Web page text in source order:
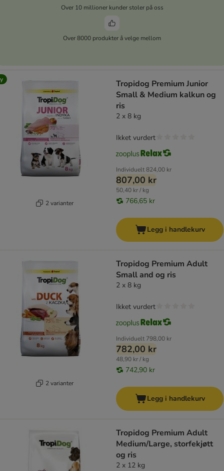
Over 10 millioner kunder stoler på oss
Over 8000 produkter å velge mellom
2 varianter
Tropidog Premium Junior
Small & Medium kalkun og
ris
2 x 8 kg
Individuelt824,00 kr
807,00 kr
50,40 kr / kg
766,65 kr
Ikket vurdert
Legg i handlekurv
2 varianter
Tropidog Premium Adult
Small and og ris
2 x 8 kg
Individuelt 798,00 kr
782,00 kr
48,90 kr / kg
742,90 kr
Ikket vurdert
Legg i handlekurv
Tropidog Premium Adult
Medium/Large, storfekjøtt
og ris
2 x 12 kg